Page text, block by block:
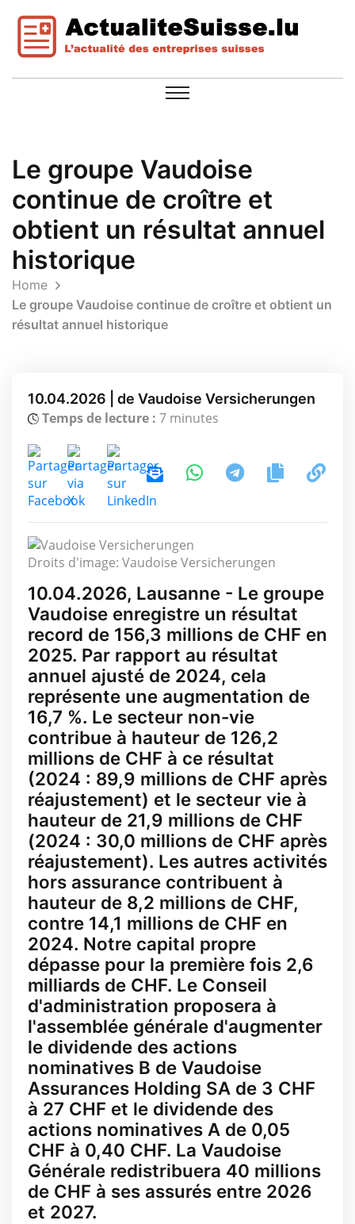
Le groupe Vaudoise
continue de croître et
obtient un résultat annuel
historique
Home
Le groupe Vaudoise continue de croître et obtient un
résultat annuel historique
10.04.2026 | de Vaudoise Versicherungen
Temps de lecture : 7 minutes
Droits d'image: Vaudoise Versicherungen
10.04.2026, Lausanne - Le groupe
Vaudoise enregistre un résultat
record de 156,3 millions de CHF en
2025. Par rapport au résultat
annuel ajusté de 2024, cela
représente une augmentation de
16,7 %. Le secteur non-vie
contribue à hauteur de 126,2
millions de CHF à ce résultat
(2024 : 89,9 millions de CHF après
réajustement) et le secteur vie à
hauteur de 21,9 millions de CHF
(2024 : 30,0 millions de CHF après
réajustement). Les autres activités
hors assurance contribuent à
hauteur de 8,2 millions de CHF,
contre 14,1 millions de CHF en
2024. Notre capital propre
dépasse pour la première fois 2,6
milliards de CHF. Le Conseil
d'administration proposera à
l'assemblée générale d'augmenter
le dividende des actions
nominatives B de Vaudoise
Assurances Holding SA de 3 CHF
à 27 CHF et le dividende des
actions nominatives A de 0,05
CHF à 0,40 CHF. La Vaudoise
Générale redistribuera 40 millions
de CHF à ses assurés entre 2026
et 2027.